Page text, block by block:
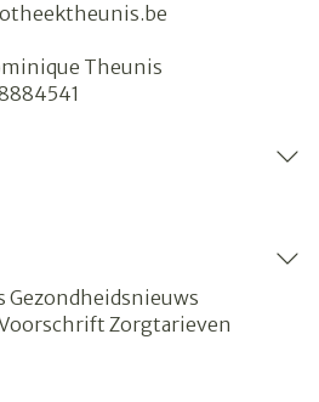
Theunis
Gezondheidsnieuws
Zorgtarieven